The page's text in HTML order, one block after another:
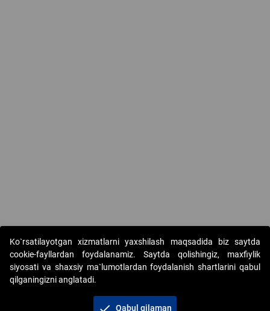
Copyright © 2017-2026. "Elektron onlayn-auksionlarni
tashkil etish" AJ. Barcha huquqlar himoyalangan
Ko`rsatilayotgan xizmatlarni yaxshilash maqsadida biz saytda
cookie-fayllardan foydalanamiz. Saytda qolishingiz, maxfiylik
siyosati va shaxsiy ma`lumotlardan foydalanish shartlarini qabul
qilganingizni anglatadi.
Qabul qilaman